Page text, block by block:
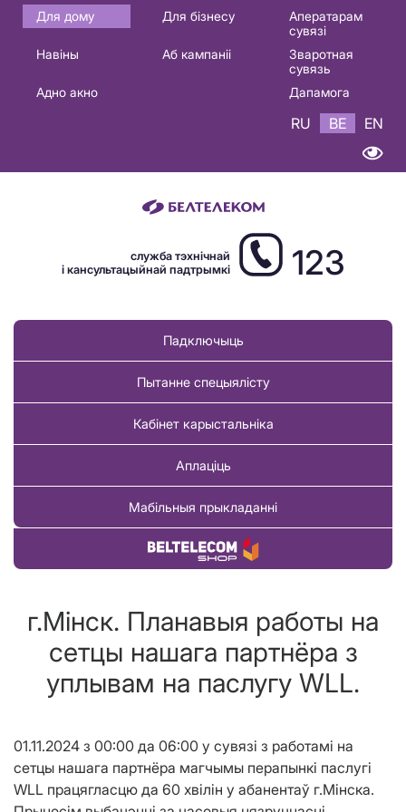
Основная
навигация
Для дому Для бізнесу
Аператарам
сувязі
Навіны
Аб кампаніі
Зваротная
сувязь
Адно акно
Дапамога
RU BE EN
служба тэхнічнай
і кансультацыйнай падтрымкі
123
Падключыць
Пытанне спецыялісту
Кабінет карыстальніка
Аплаціць
Мабільныя прыкладанні
Купіць тавар
г.Мінск. Планавыя работы на
сетцы нашага партнёра з
уплывам на паслугу WLL.
01.11.2024 з 00:00 да 06:00 у сувязі з работамi на
сетцы нашага партнёра магчымы перапынкi паслугі
WLL працягласцю да 60 хвілін у абанентаў г.Мінска.